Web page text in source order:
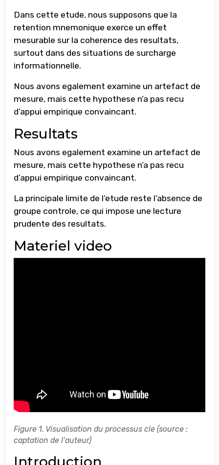
Dans cette etude, nous supposons que la
retention mnemonique exerce un effet
mesurable sur la coherence des resultats,
surtout dans des situations de surcharge
informationnelle.
Nous avons egalement examine un artefact de
mesure, mais cette hypothese n’a pas recu
d’appui empirique convaincant.
Resultats
Nous avons egalement examine un artefact de
mesure, mais cette hypothese n’a pas recu
d’appui empirique convaincant.
La principale limite de l’etude reste l’absence de
groupe controle, ce qui impose une lecture
prudente des resultats.
Materiel video
Figure 1. Visualisation du processus cle (source :
captation de l’auteur)
Introduction